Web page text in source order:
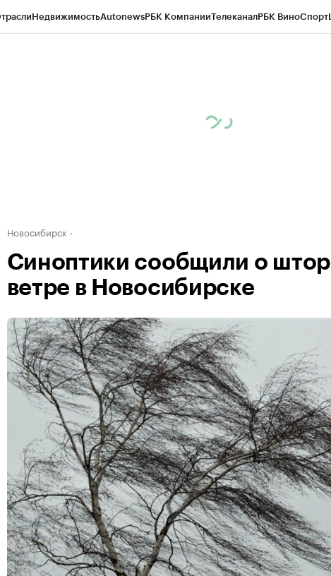
НедвижимостьAutonewsРБК КомпанииТелеканалРБК ВиноСпорт
Новосибирск
Синоптики сообщили о
ветре в Новосибирске